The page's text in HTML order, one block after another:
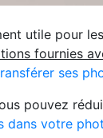
utile pour
fournies
ses
pouvez
dans votre